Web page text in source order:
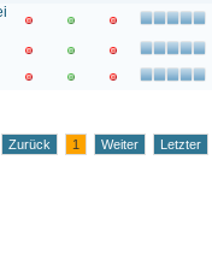
Zurück 1 Weiter Letzter